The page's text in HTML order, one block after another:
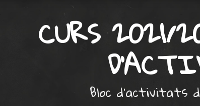
CURS 2021/
Bloc d'activitats